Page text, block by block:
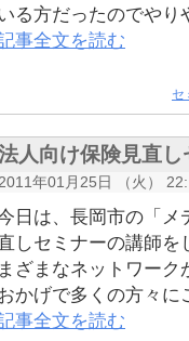
る方だったのでや
事全文を読む
セ
人向け保険見直し
年01月25日 （火）
日は、長岡市の「メ
しセミナーの講師を
まざまなネットワー
かげで多くの方々
事全文を読む